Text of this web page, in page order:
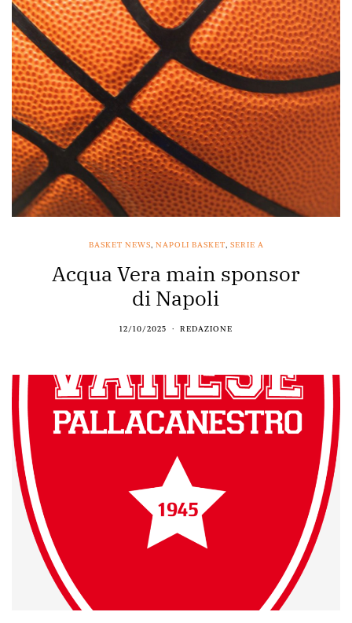
BASKET NEWS, NAPOLI BASKET, SERIE A
Acqua Vera main sponsor
di Napoli
12/10/2025 REDAZIONE